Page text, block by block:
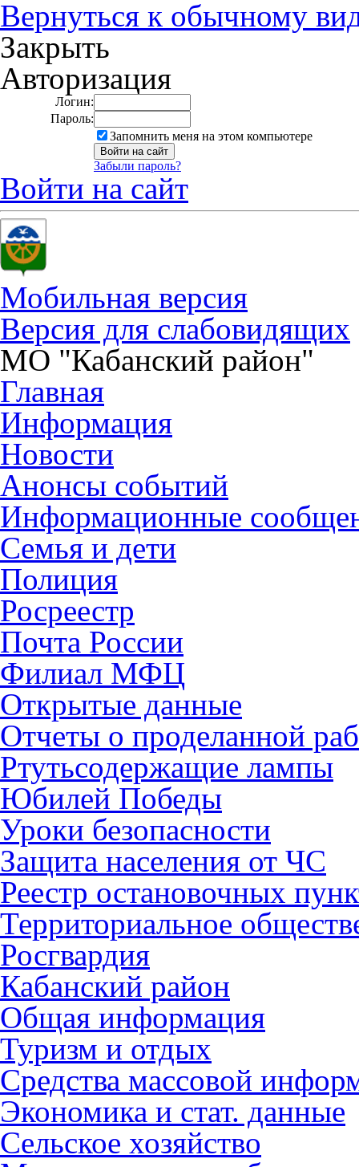
Вернуться к обычному
Закрыть
Авторизация
Логин:
Пароль:
Запомнить меня на этом компьютере
Забыли пароль?
Войти на сайт
Мобильная версия
Версия для слабовидящих
МО "Кабанский район"
Главная
Информация
Новости
Анонсы событий
Информационные
Семья и дети
Полиция
Росреестр
Почта России
Филиал МФЦ
Открытые данные
Отчеты о проделанной
Ртутьсодержащие лампы
Юбилей Победы
Уроки безопасности
Защита населения от ЧС
Реестр остановочных
Территориальное
Росгвардия
Кабанский район
Общая информация
Туризм и отдых
Средства массовой
Экономика и стат. данные
Сельское хозяйство